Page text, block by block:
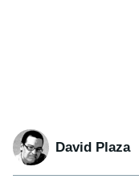
David Plaza